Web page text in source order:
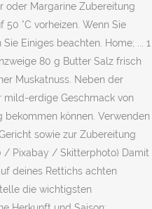
oder Margarine Zubereitung
°C vorheizen. Wenn Sie
Einiges beachten. Home; ... 1
80 g Butter Salz frisch
Muskatnuss. Neben der
mild-erdige Geschmack von
können. Verwenden
sowie zur Zubereitung
/ Pixabay / Skitterphoto) Damit
deines Rettichs achten
die wichtigsten